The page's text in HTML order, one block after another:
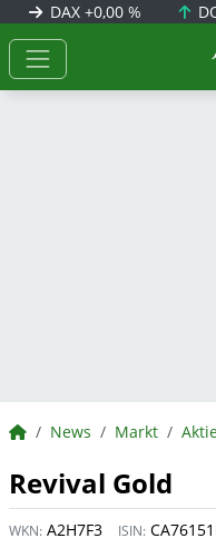
DAX +0,00 %
BörsenNEWS.de
News Markt
Revival Gold
WKN: A2H7F3 ISIN: